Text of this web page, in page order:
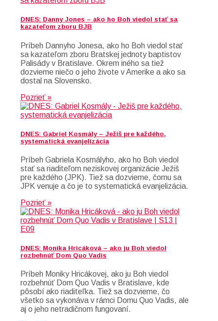
DNES: Danny Jones – ako ho Boh viedol stať sa
kazateľom zboru BJB
Príbeh Dannyho Jonesa, ako ho Boh viedol stať
sa kazateľom zboru Bratskej jednoty baptistov
Palisády v Bratislave. Okrem iného sa tiež
dozvieme niečo o jeho živote v Amerike a ako sa
dostal na Slovensko.
Pozrieť »
DNES: Gabriel Kosmály – Ježiš pre každého,
systematická evanjelizácia
Príbeh Gabriela Kosmályho, ako ho Boh viedol
stať sa riaditeľom neziskovej organizácie Ježiš
pre každého (JPK). Tiež sa dozvieme, čomu sa
JPK venuje a čo je to systematická evanjelizácia.
Pozrieť »
DNES: Monika Hricáková – ako ju Boh viedol
rozbehnúť Dom Quo Vadis
Príbeh Moniky Hricákovej, ako ju Boh viedol
rozbehnúť Dom Quo Vadis v Bratislave, kde
pôsobí ako riaditeľka. Tiež sa dozvieme, čo
všetko sa vykonáva v rámci Domu Quo Vadis, ale
aj o jeho netradičnom fungovaní.